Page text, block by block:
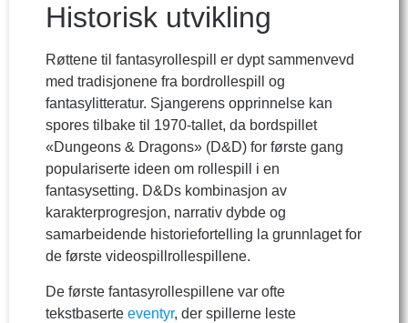
Historisk utvikling
Røttene til fantasyrollespill er dypt sammenvevd
med tradisjonene fra bordrollespill og
fantasylitteratur. Sjangerens opprinnelse kan
spores tilbake til 1970-tallet, da bordspillet
«Dungeons & Dragons» (D&D) for første gang
populariserte ideen om rollespill i en
fantasysetting. D&Ds kombinasjon av
karakterprogresjon, narrativ dybde og
samarbeidende historiefortelling la grunnlaget for
de første videospillrollespillene.
De første fantasyrollespillene var ofte
tekstbaserte eventyr, der spillerne leste